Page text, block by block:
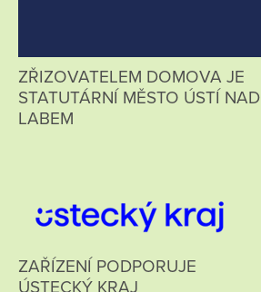
ZŘIZOVATELEM DOMOVA JE
STATUTÁRNÍ MĚSTO ÚSTÍ NAD
LABEM
ZAŘÍZENÍ PODPORUJE
ÚSTECKÝ KRAJ